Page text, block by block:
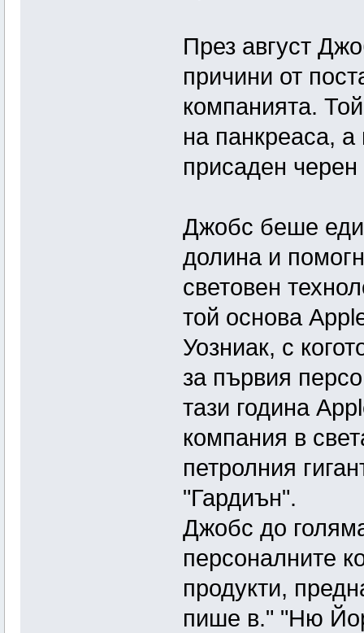
През август
причини от
компанията.
на панкреаса,
присаден
Джобс беше
долина и
световен
той основа
Уозниак, с
за първия
тази година
компания в
петролния
"Гардиън".
Джобс до
персоналните
продукти,
пише в." "Ню